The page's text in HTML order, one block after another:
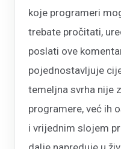
koje programeri
trebate pročitati,
poslati ove
pojednostavljuje
temeljna svrha nije
programere, već ih
i vrijednim slojem